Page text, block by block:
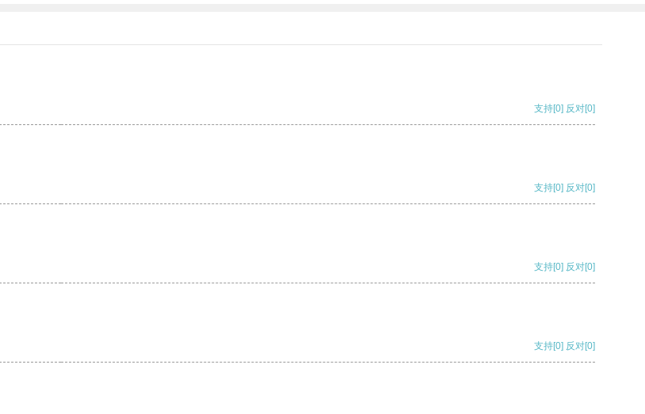
支持[0] 反对[0]
支持[0] 反对[0]
支持[0] 反对[0]
支持[0] 反对[0]